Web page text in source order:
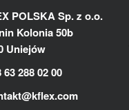
POLSKA Sp. z o.o.
Kolonia 50b
Uniejów
63 288 02 00